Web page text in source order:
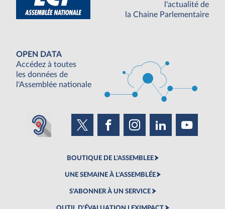
l'actualité de
la Chaine Parlementaire
OPEN DATA
Accédez à toutes
les données de
l'Assemblée nationale
BOUTIQUE DE L'ASSEMBLEE
UNE SEMAINE À L'ASSEMBLÉE
S'ABONNER À UN SERVICE